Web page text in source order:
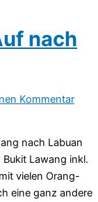
nach
Kommentar
nach Labuan
Lawang inkl.
vielen Orang-
eine ganz andere